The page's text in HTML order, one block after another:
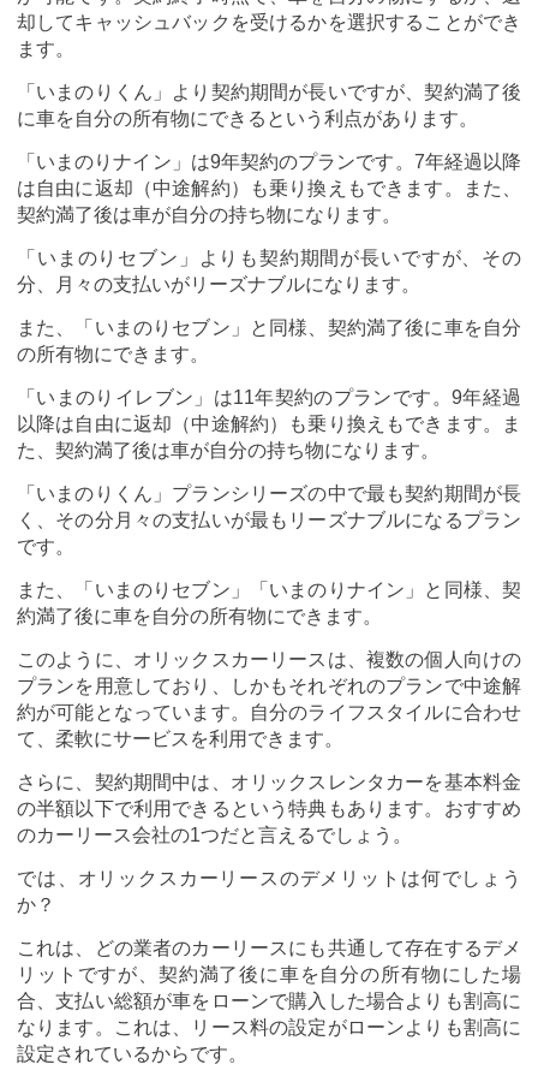
却してキャッシュバックを受けるかを選択することができ
ます。
「いまのりくん」より契約期間が長いですが、契約満了後
に車を自分の所有物にできるという利点があります。
「いまのりナイン」は9年契約のプランです。7年経過以降
は自由に返却（中途解約）も乗り換えもできます。また、
契約満了後は車が自分の持ち物になります。
「いまのりセブン」よりも契約期間が長いですが、その
分、月々の支払いがリーズナブルになります。
また、「いまのりセブン」と同様、契約満了後に車を自分
の所有物にできます。
「いまのりイレブン」は11年契約のプランです。9年経過
以降は自由に返却（中途解約）も乗り換えもできます。ま
た、契約満了後は車が自分の持ち物になります。
「いまのりくん」プランシリーズの中で最も契約期間が長
く、その分月々の支払いが最もリーズナブルになるプラン
です。
また、「いまのりセブン」「いまのりナイン」と同様、契
約満了後に車を自分の所有物にできます。
このように、オリックスカーリースは、複数の個人向けの
プランを用意しており、しかもそれぞれのプランで中途解
約が可能となっています。自分のライフスタイルに合わせ
て、柔軟にサービスを利用できます。
さらに、契約期間中は、オリックスレンタカーを基本料金
の半額以下で利用できるという特典もあります。おすすめ
のカーリース会社の1つだと言えるでしょう。
では、オリックスカーリースのデメリットは何でしょう
か？
これは、どの業者のカーリースにも共通して存在するデメ
リットですが、契約満了後に車を自分の所有物にした場
合、支払い総額が車をローンで購入した場合よりも割高に
なります。これは、リース料の設定がローンよりも割高に
設定されているからです。